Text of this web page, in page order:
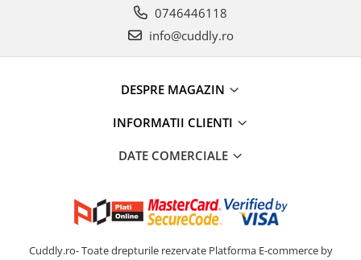
0746446118
info@cuddly.ro
DESPRE MAGAZIN
INFORMATII CLIENTI
DATE COMERCIALE
Cuddly.ro- Toate drepturile rezervate Platforma E-commerce by